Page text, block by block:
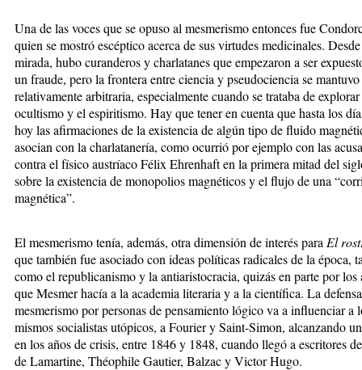
Una de las voces que se opuso al mesmerismo entonces fue
quien se mostró escéptico acerca de sus virtudes medicinales. Desde
mirada, hubo curanderos y charlatanes que empezaron a ser
un fraude, pero la frontera entre ciencia y pseudociencia se mantuvo
relativamente arbitraria, especialmente cuando se trataba de
ocultismo y el espiritismo. Hay que tener en cuenta que hasta los
hoy las afirmaciones de la existencia de algún tipo de fluido
asocian con la charlatanería, como ocurrió por ejemplo con las
contra el físico austríaco Félix Ehrenhaft en la primera mitad del
sobre la existencia de monopolios magnéticos y el flujo de una
magnética”.
El mesmerismo tenía, además, otra dimensión de interés para El
que también fue asociado con ideas políticas radicales de la época,
como el republicanismo y la antiaristocracia, quizás en parte por los
que Mesmer hacía a la academia literaria y a la científica. La
mesmerismo por personas de pensamiento lógico va a influenciar a
mismos socialistas utópicos, a Fourier y Saint-Simon, alcanzando
en los años de crisis, entre 1846 y 1848, cuando llegó a escritores
de Lamartine, Théophile Gautier, Balzac y Victor Hugo.